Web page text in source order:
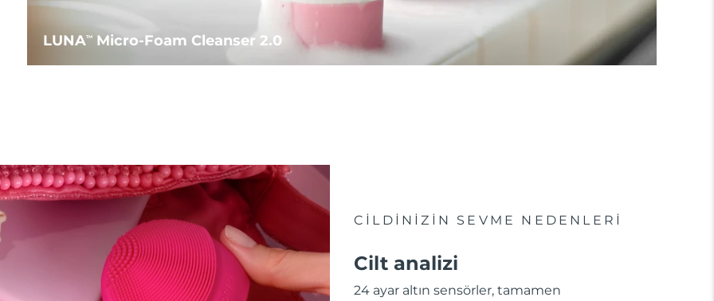
LUNATMMicro-Foam Cleanser 2.0
CİLDİNİZİN SEVME NEDENLERİ
Cilt analizi
24 ayar altın sensörler, tamamen